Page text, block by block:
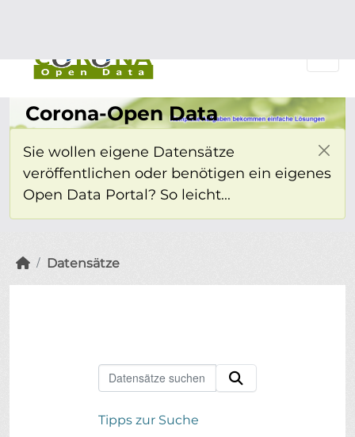
Corona-Open Data
Sie wollen eigene Datensätze
veröffentlichen oder benötigen ein eigenes
Open Data Portal? So leicht...
Datensätze
Tipps zur Suche